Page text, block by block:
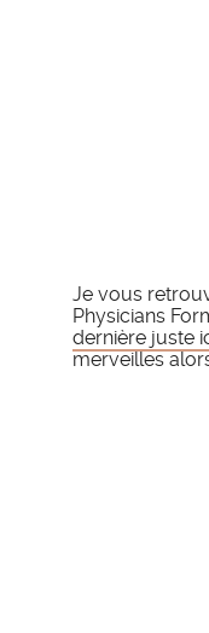
Je vous
Physicians
dernière juste
merveilles